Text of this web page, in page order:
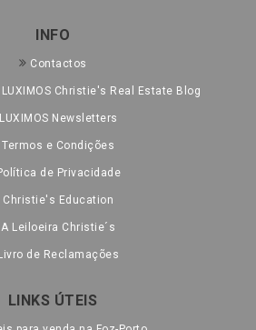
INFO
Contactos
LUXIMOS Christie's Real Estate Blog
LUXIMOS Newsletters
Termos e Condições
de Privacidade
Christie's Education
A Leiloeira Christie´s
Livro de Reclamações
LINKS ÚTEIS